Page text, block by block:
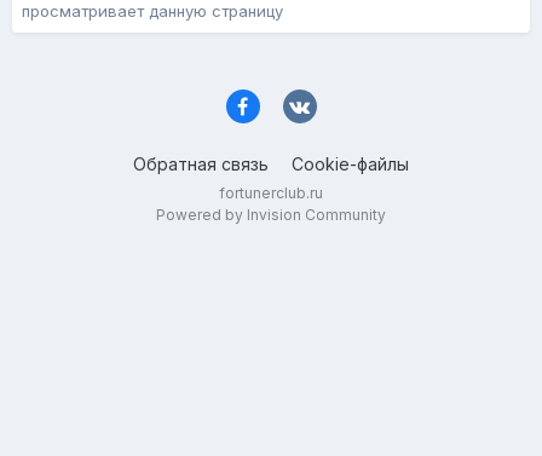
просматривает данную страницу
Обратная связь Cookie-файлы
fortunerclub.ru
Powered by Invision Community